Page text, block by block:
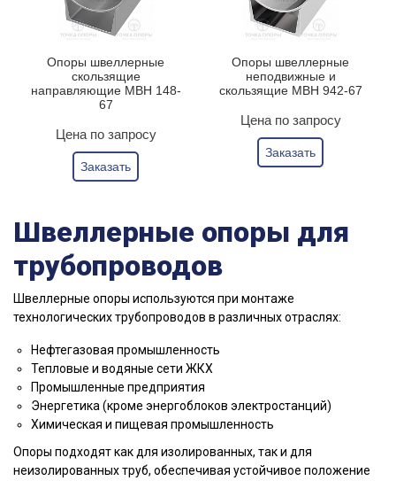
Опоры швеллерные
скользящие
направляющие МВН 148-
67
Цена по запросу
Заказать
Опоры швеллерные
неподвижные и
скользящие МВН 942-67
Цена по запросу
Заказать
Швеллерные опоры для
трубопроводов
Швеллерные опоры используются при монтаже
технологических трубопроводов в различных отраслях:
Нефтегазовая промышленность
Тепловые и водяные сети ЖКХ
Промышленные предприятия
Энергетика (кроме энергоблоков электростанций)
Химическая и пищевая промышленность
Опоры подходят как для изолированных, так и для
неизолированных труб, обеспечивая устойчивое положение